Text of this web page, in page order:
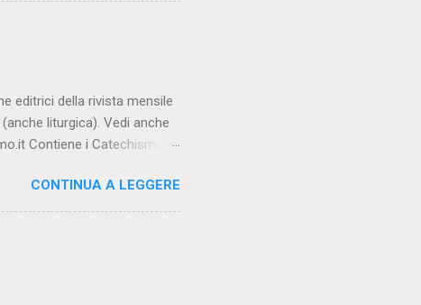
editrici della rivista mensile
liturgica). Vedi anche
Contiene i Catechismo
completo su:
COMPENDIO :
Catechista 2.0 **½
da Sergio Della Lena e
CONTINUA A LEGGERE